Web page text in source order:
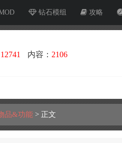
钻石模组 攻略
12741 内容： 2106
品&功能 > 正文